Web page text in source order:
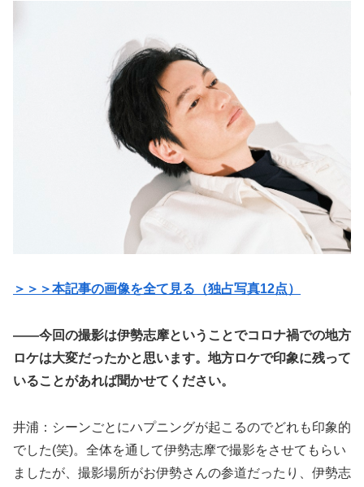
＞＞＞本記事の画像を全て見る（独占写真12点）
——今回の撮影は伊勢志摩ということでコロナ禍での地方
ロケは大変だったかと思います。地方ロケで印象に残って
いることがあれば聞かせてください。
井浦：シーンごとにハプニングが起こるのでどれも印象的
でした(笑)。全体を通して伊勢志摩で撮影をさせてもらい
ましたが、撮影場所がお伊勢さんの参道だったり、伊勢志